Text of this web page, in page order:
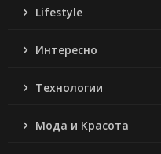
Lifestyle
Интересно
Технологии
Мода и Красота